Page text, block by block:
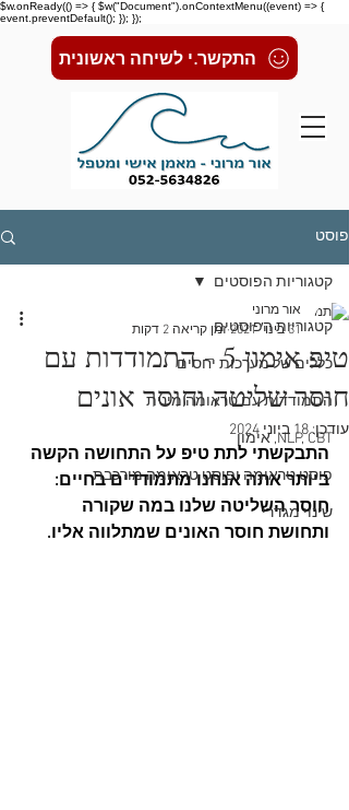
$w.onReady(() => { $w("Document").onContextMenu((event) => {
event.preventDefault(); }); });
התקשר.י לשיחה ראשונית
פוסט
קטגוריות הפוסטים
כללים של מערכות יחסים
התמודדות עם טראומה מינית
NLP, CBT, אימון
פוסט טראומה ופוסט טראומה מורכבת
שינוי מגדרי
קטגוריות הפוסטים
טיפ אימון 5 - התמודדות עם
חוסר שליטה וחוסר אונים
אור מרוני
31 בינו׳ 2021
זמן קריאה 2 דקות
עודכן:18 ביוני 2024
התבקשתי לתת טיפ על התחושה הקשה
ביותר אתה אנחנו מתמודדים בחיים:
חוסר השליטה שלנו במה שקורה
ותחושת חוסר האונים שמתלווה אליו.